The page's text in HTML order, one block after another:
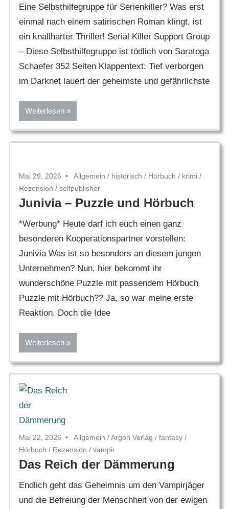
Eine Selbsthilfegruppe für Serienkiller? Was erst
einmal nach einem satirischen Roman klingt, ist
ein knallharter Thriller! Serial Killer Support Group
– Diese Selbsthilfegruppe ist tödlich von Saratoga
Schaefer 352 Seiten Klappentext: Tief verborgen
im Darknet lauert der geheimste und gefährlichste
Weiterlesen
Mai 29, 2026 Allgemein / historisch / Hörbuch / krimi /
Rezension / selfpublisher
Junivia – Puzzle und Hörbuch
*Werbung* Heute darf ich euch einen ganz
besonderen Kooperationspartner vorstellen:
Junivia Was ist so besonders an diesem jungen
Unternehmen? Nun, hier bekommt ihr
wunderschöne Puzzle mit passendem Hörbuch
Puzzle mit Hörbuch?? Ja, so war meine erste
Reaktion. Doch die Idee
Weiterlesen
Mai 22, 2026 Allgemein /Argon Verlag / fantasy /
Hörbuch / Rezension / vampir
Das Reich der Dämmerung
Endlich geht das Geheimnis um den Vampirjäger
und die Befreiung der Menschheit von der ewigen